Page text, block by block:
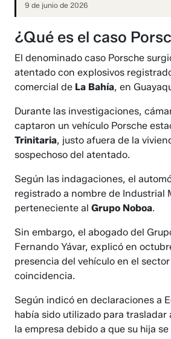
9 de junio de 2026
¿Qué es el caso
El denominado caso Porsche
atentado con explosivos
comercial de La Bahía, en
Durante las investigaciones,
captaron un vehículo Porsche
Trinitaria, justo afuera de la
sospechoso del atentado.
Según las indagaciones, el
registrado a nombre de Industrial
perteneciente alGrupo Noboa.
Sin embargo, el abogado del
Fernando Yávar, explicó en
presencia del vehículo en el
coincidencia.
Según indicó en declaraciones a
había sido utilizado para trasladar
la empresa debido a que su hija